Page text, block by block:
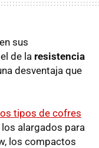
sus
de la resistencia
desventaja que
tipos de cofres
alargados para
los compactos